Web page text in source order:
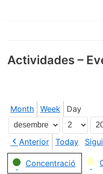
Actividades –
Month Week Day
Month
Day
Year
Anterior
Today
Categories
Concentració